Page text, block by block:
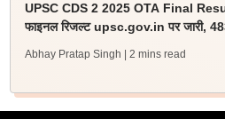
UPSC CDS 2 2025 OTA Final
फाइनल रिजल्ट upsc.gov.in पर जारी,
Abhay Pratap Singh | 2 mins read